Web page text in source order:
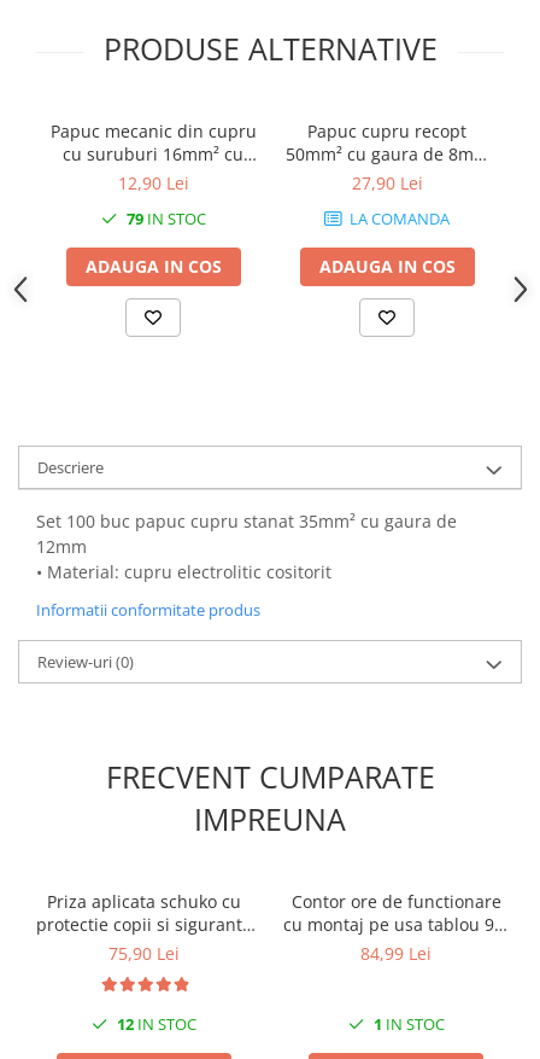
Doze electrice
Doze aluminiu
Doze incastrate
Prize si fise trifazice
Trasee electrice
Canal cablu plastic PVC
Canal cablu metalic perforat
Prize si fise electrice
Accesorii electrice
Produse noi
Fotovoltaice
Intrerupatoarea industriale
Sisteme de impamantare -
PRODUSE ALTERNATIVE
Papuc mecanic din cupru
cu suruburi 16mm² cu
gaura de 8mm
12,90 Lei
79IN STOC
ADAUGA IN COS
Papuc cupru recopt
50mm² cu gaura de 8mm
lungime 52mm
27,90 Lei
LA COMANDA
ADAUGA IN COS
Descriere
Set 100 buc papuc cupru stanat 35mm² cu gaura de
12mm
• Material: cupru electrolitic cositorit
Informatii conformitate produs
Review-uri(0)
FRECVENT CUMPARATE
IMPREUNA
Priza aplicata schuko cu
protectie copii si siguranta
1P C 16A 130x87mm IP20
75,90 Lei
12 IN STOC
Contor ore de functionare
cu montaj pe usa tablou 90-
264V IP65
84,99 Lei
1 IN STOC